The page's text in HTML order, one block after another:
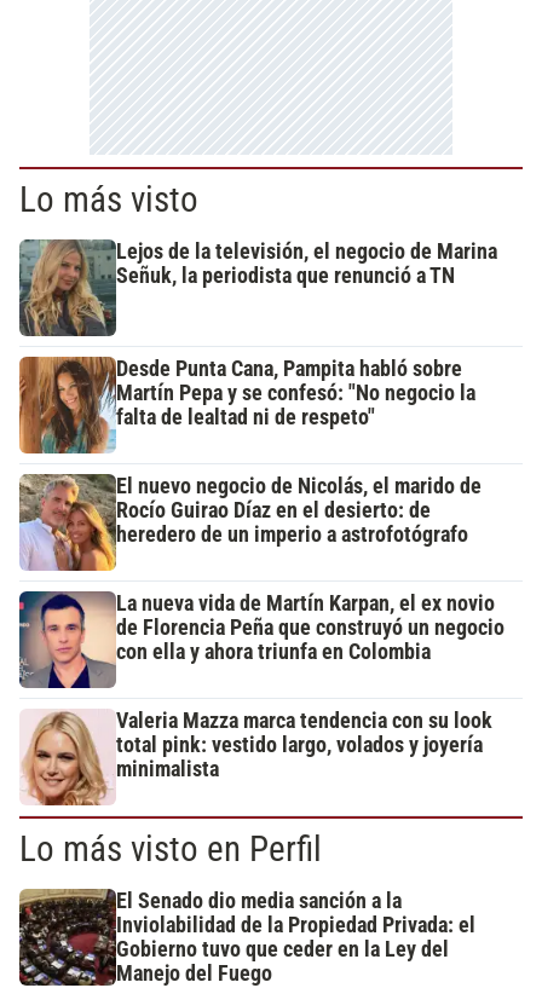
Lo más visto
Lejos de la televisión, el negocio de Marina
Señuk, la periodista que renunció a TN
Desde Punta Cana, Pampita habló sobre
Martín Pepa y se confesó: "No negocio la
falta de lealtad ni de respeto"
El nuevo negocio de Nicolás, el marido de
Rocío Guirao Díaz en el desierto: de
heredero de un imperio a astrofotógrafo
La nueva vida de Martín Karpan, el ex novio
de Florencia Peña que construyó un negocio
con ella y ahora triunfa en Colombia
Valeria Mazza marca tendencia con su look
total pink: vestido largo, volados y joyería
minimalista
Lo más visto en Perfil
El Senado dio media sanción a la
Inviolabilidad de la Propiedad Privada: el
Gobierno tuvo que ceder en la Ley del
Manejo del Fuego